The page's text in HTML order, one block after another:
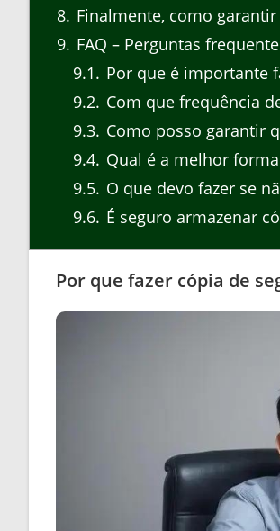
8 Finalmente, como
9 FAQ – Perguntas
9.1
Por que é importante
9.2 Com que frequência
9.3 Como posso garantir
9.4 Qual é a melhor
9.5 O que devo fazer se
9.6 É seguro armazenar
Por que fazer cópia de